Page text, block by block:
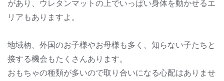
があり、ウレタンマットの上でいっぱい身体を動かせるエ
リアもありますよ。
地域柄、外国のお子様やお母様も多く、知らない子たちと
接する機会もたくさんあります。
おもちゃの種類が多いので取り合いになる心配はありませ